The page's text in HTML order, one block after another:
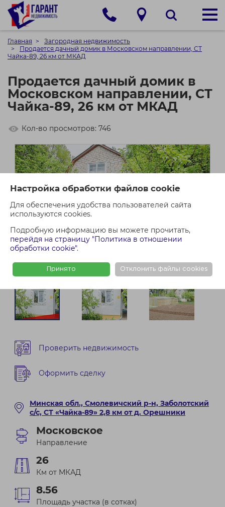
Настройка обработки файлов cookie
Для обеспечения удобства пользователей сайта
используются cookies.
Подробную информацию вы можете прочитать,
перейдя на страницу "Политика в отношении
обработки cookie".
Принято Отклонить файлы cookies
Главная
Загородная недвижимость
Продается дачный домик в Московском направлении, СТ
Чайка-89, 26 км от МКАД
Продается дачный домик в
Московском направлении, СТ
Чайка-89, 26 км от МКАД
Кол-во просмотров: 746
Проверить недвижимость
Оформить сделку
Минская обл., Смолевичский р-н, Заболотский
с/с, СТ «Чайка-89» 2,8 км от д. Орешники
Московское
Направление
26
Км от МКАД
8.56
Площадь участка (в сотках)